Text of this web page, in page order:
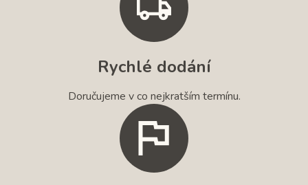
Rychlé dodání
Doručujeme v co nejkratším termínu.